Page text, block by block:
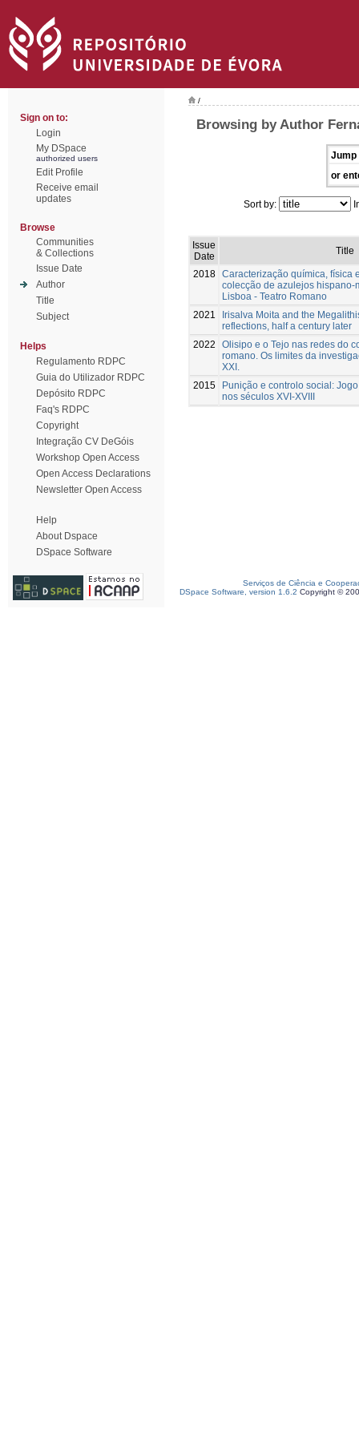
Sign on to:
Login
My DSpace
authorized users
Edit Profile
Receive email
updates
Browse
Communities
& Collections
Issue Date
Author
Title
Subject
Helps
Regulamento RDPC
Guia do Utilizador RDPC
Depósito RDPC
Faq's RDPC
Copyright
Integração CV DeGóis
Workshop Open Access
Open Access Declarations
Newsletter Open Access
Help
About Dspace
DSpace Software
/
Browsing by Author
Jump
or
Sort by:
Issue
Date
Title
2018 Caracterização química, física
colecção de azulejos hispano-
Lisboa - Teatro Romano
2021
Irisalva Moita and the
reflections, half a century later
2022
Olisipo e o Tejo nas redes do
romano. Os limites da
XXI.
2015
Punição e controlo social:
nos séculos XVI-XVIII
Serviços de Ciência e
DSpace Software, version 1.6.2 Copyright ©